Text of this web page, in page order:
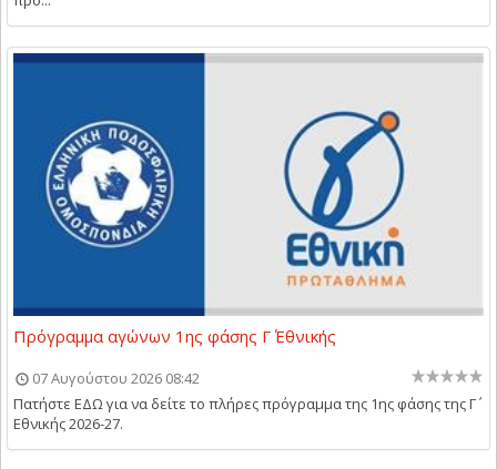
Πρόγραμμα αγώνων 1ης φάσης Γ΄ Εθνικής
07 Αυγούστου 2026 08:42
Πατήστε ΕΔΩ για να δείτε το πλήρες πρόγραμμα της 1ης φάσης της Γ΄
Εθνικής 2026-27.